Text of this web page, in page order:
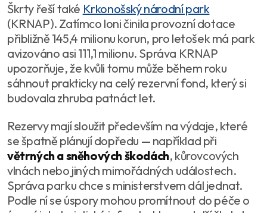
Škrty řeší také Krkonošský národní park
(KRNAP). Zatímco loni činila provozní dotace
přibližně 145,4 milionu korun, pro letošek má park
avizováno asi 111,1 milionu. Správa KRNAP
upozorňuje, že kvůli tomu může během roku
sáhnout prakticky na celý rezervní fond, který si
budovala zhruba patnáct let.
Rezervy mají sloužit především na výdaje, které
se špatně plánují dopředu — například při
větrných a sněhových škodách, kůrovcových
vlnách nebo jiných mimořádných událostech.
Správa parku chce s ministerstvem dál jednat.
Podle ní se úspory mohou promítnout do péče o